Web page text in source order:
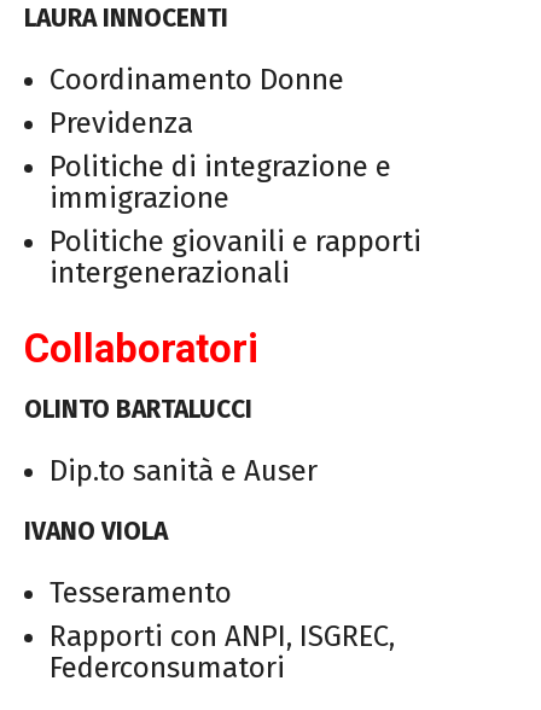
LAURA INNOCENTI
Coordinamento Donne
Previdenza
Politiche di integrazione e
immigrazione
Politiche giovanili e rapporti
intergenerazionali
Collaboratori
OLINTO BARTALUCCI
Dip.to sanità e Auser
IVANO VIOLA
Tesseramento
Rapporti con ANPI, ISGREC,
Federconsumatori